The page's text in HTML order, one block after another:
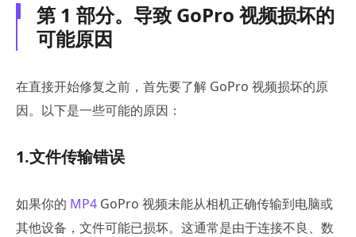
第 1 部分。导致 GoPro 视频损坏的
可能原因
在直接开始修复之前，首先要了解 GoPro 视频损坏的原
因。以下是一些可能的原因：
1.文件传输错误
如果你的 MP4 GoPro 视频未能从相机正确传输到电脑或
其他设备，文件可能已损坏。这通常是由于连接不良、数